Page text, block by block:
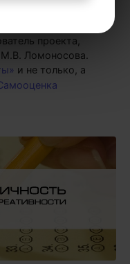
проекта,
Ломоносова.
и не только, а